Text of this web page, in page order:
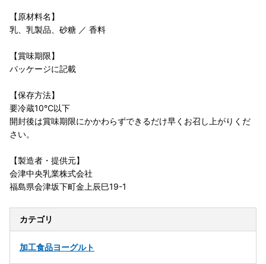
【原材料名】
乳、乳製品、砂糖 ／ 香料
【賞味期限】
パッケージに記載
【保存方法】
要冷蔵10℃以下
開封後は賞味期限にかかわらずできるだけ早くお召し上がりくだ
さい。
【製造者・提供元】
会津中央乳業株式会社
福島県会津坂下町金上辰巳19-1
カテゴリ
加工食品ヨーグルト